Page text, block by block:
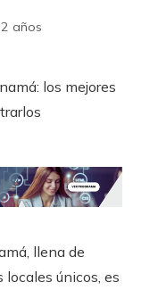
años
llena de
únicos, es